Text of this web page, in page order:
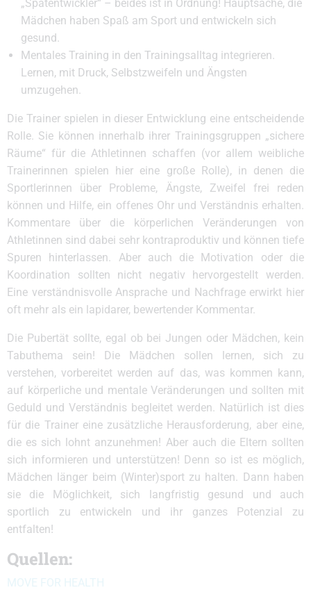
„Spätentwickler“ – beides ist in Ordnung! Hauptsache, die
Mädchen haben Spaß am Sport und entwickeln sich
gesund.
Mentales Training in den Trainingsalltag integrieren.
Lernen, mit Druck, Selbstzweifeln und Ängsten
umzugehen.
Die Trainer spielen in dieser Entwicklung eine entscheidende
Rolle. Sie können innerhalb ihrer Trainingsgruppen „sichere
Räume“ für die Athletinnen schaffen (vor allem weibliche
Trainerinnen spielen hier eine große Rolle), in denen die
Sportlerinnen über Probleme, Ängste, Zweifel frei reden
können und Hilfe, ein offenes Ohr und Verständnis erhalten.
Kommentare über die körperlichen Veränderungen von
Athletinnen sind dabei sehr kontraproduktiv und können tiefe
Spuren hinterlassen. Aber auch die Motivation oder die
Koordination sollten nicht negativ hervorgestellt werden.
Eine verständnisvolle Ansprache und Nachfrage erwirkt hier
oft mehr als ein lapidarer, bewertender Kommentar.
Die Pubertät sollte, egal ob bei Jungen oder Mädchen, kein
Tabuthema sein! Die Mädchen sollen lernen, sich zu
verstehen, vorbereitet werden auf das, was kommen kann,
auf körperliche und mentale Veränderungen und sollten mit
Geduld und Verständnis begleitet werden. Natürlich ist dies
für die Trainer eine zusätzliche Herausforderung, aber eine,
die es sich lohnt anzunehmen! Aber auch die Eltern sollten
sich informieren und unterstützen! Denn so ist es möglich,
Mädchen länger beim (Winter)sport zu halten. Dann haben
sie die Möglichkeit, sich langfristig gesund und auch
sportlich zu entwickeln und ihr ganzes Potenzial zu
entfalten!
Quellen:
MOVE FOR HEALTH